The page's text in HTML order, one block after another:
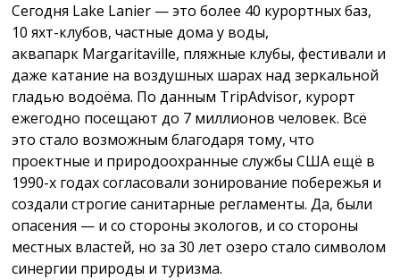
Сегодня Lake Lanier — это более 40 курортных баз,
10 яхт-клубов, частные дома у воды,
аквапарк Margaritaville, пляжные клубы, фестивали и
даже катание на воздушных шарах над зеркальной
гладью водоёма. По данным TripAdvisor, курорт
ежегодно посещают до 7 миллионов человек. Всё
это стало возможным благодаря тому, что
проектные и природоохранные службы США ещё в
1990-х годах согласовали зонирование побережья и
создали строгие санитарные регламенты. Да, были
опасения — и со стороны экологов, и со стороны
местных властей, но за 30 лет озеро стало символом
синергии природы и туризма.